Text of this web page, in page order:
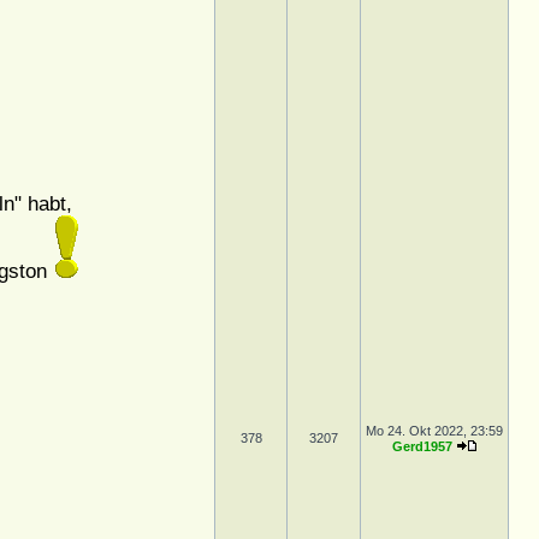
habt,
378 3207
Mo 24. Okt 2022, 23:59
Gerd1957